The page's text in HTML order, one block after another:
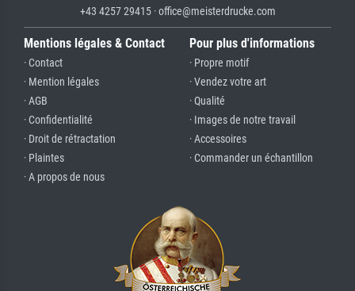
+43 4257 29415 · office@meisterdrucke.com
Mentions légales & Contact
· Contact
· Mention légales
· AGB
· Confidentialité
· Droit de rétractation
· Plaintes
· A propos de nous
Pour plus d'informations
· Propre motif
· Vendez votre art
· Qualité
· Images de notre travail
· Accessoires
· Commander un échantillon